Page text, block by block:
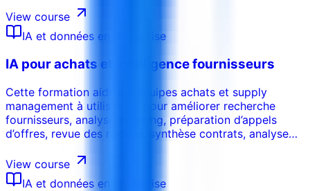
reporting et la communication, tout en appliquant des
contrôles de qualité, de confidentialité et de validation.
View course
IA et données en entreprise
IA pour achats et intelligence fournisseurs
Cette formation aide les équipes achats et supply
management à utiliser l’IA pour améliorer recherche
fournisseurs, analyse sourcing, préparation d’appels
d’offres, revue des risques, synthèse contrats, analyse
participants apprennent des workflows pratiques avec
confidentialité, validation et gouvernance.
View course
IA et données en entreprise